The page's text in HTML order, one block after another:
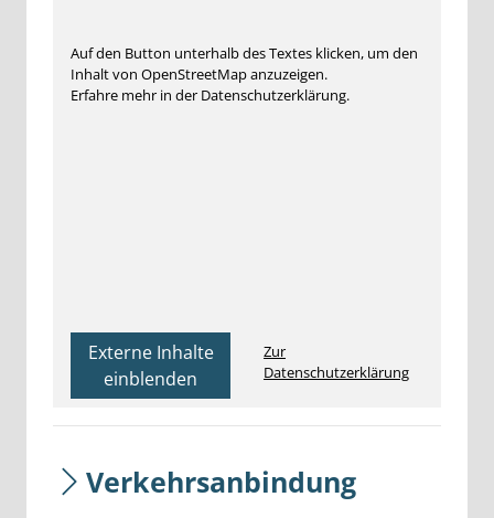
Auf den Button unterhalb des Textes klicken, um den
Inhalt von OpenStreetMap anzuzeigen.
Erfahre mehr in der Datenschutzerklärung.
Externe Inhalte
einblenden
Zur
Datenschutzerklärung
Verkehrsanbindung